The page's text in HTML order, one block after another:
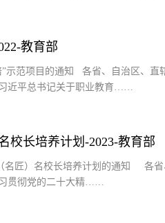
教育部
示范项目的通知 各省、自治区、直
近平总书记关于职业教育……
校长培养计划-2023-教育部
名匠）名校长培养计划的通知 各
贯彻党的二十大精……